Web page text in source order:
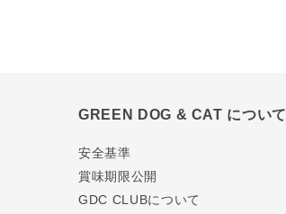
GREEN DOG & CAT について
安全基準
賞味期限公開
GDC CLUBについて